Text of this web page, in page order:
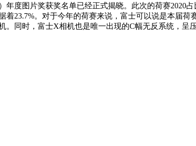
年度图片奖获奖名单已经正式揭晓。此次的荷赛
着23.7%。对于今年的荷赛来说，富士可以说是本届
。同时，富士X相机也是唯一出现的C幅无反系统，